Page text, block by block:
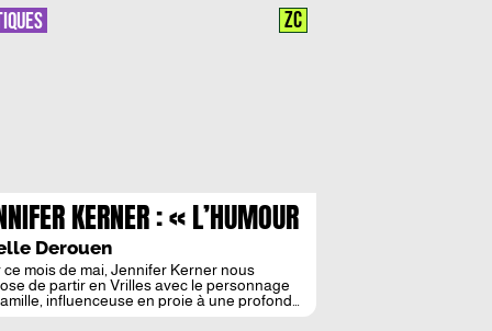
KERNER : « L’HUMOUR
MA BOUEE CONTRE LE
»
Derouen
ce mois de mai, Jennifer Kerner nous
de partir en Vrilles avec le personnage
influenceuse en proie à une profonde
ZC